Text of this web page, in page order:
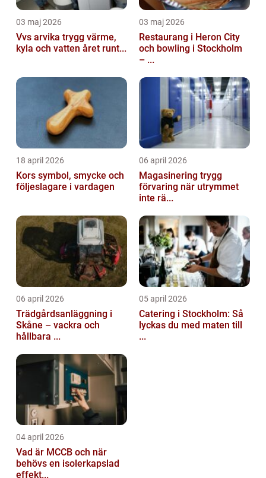
03 maj 2026
Vvs arvika trygg värme,
kyla och vatten året runt...
03 maj 2026
Restaurang i Heron City
och bowling i Stockholm
– ...
18 april 2026
Kors symbol, smycke och
följeslagare i vardagen
06 april 2026
Magasinering trygg
förvaring när utrymmet
inte rä...
06 april 2026
Trädgårdsanläggning i
Skåne – vackra och
hållbara ...
05 april 2026
Catering i Stockholm: Så
lyckas du med maten till
...
04 april 2026
Vad är MCCB och när
behövs en isolerkapslad
effekt...